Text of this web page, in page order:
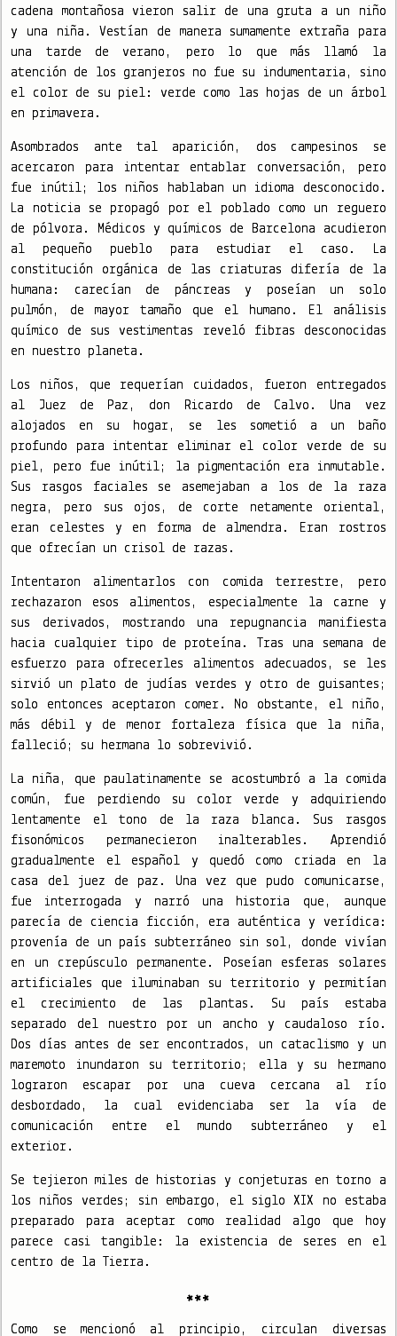
cadena montañosa vieron salir de una gruta a un niño
y una niña. Vestían de manera sumamente extraña para
una tarde de verano, pero lo que más llamó la
atención de los granjeros no fue su indumentaria, sino
el color de su piel: verde como las hojas de un árbol
en primavera.
Asombrados ante tal aparición, dos campesinos se
acercaron para intentar entablar conversación, pero
fue inútil; los niños hablaban un idioma desconocido.
La noticia se propagó por el poblado como un reguero
de pólvora. Médicos y químicos de Barcelona acudieron
al pequeño pueblo para estudiar el caso. La
constitución orgánica de las criaturas difería de la
humana: carecían de páncreas y poseían un solo
pulmón, de mayor tamaño que el humano. El análisis
químico de sus vestimentas reveló fibras desconocidas
en nuestro planeta.
Los niños, que requerían cuidados, fueron entregados
al Juez de Paz, don Ricardo de Calvo. Una vez
alojados en su hogar, se les sometió a un baño
profundo para intentar eliminar el color verde de su
piel, pero fue inútil; la pigmentación era inmutable.
Sus rasgos faciales se asemejaban a los de la raza
negra, pero sus ojos, de corte netamente oriental,
eran celestes y en forma de almendra. Eran rostros
que ofrecían un crisol de razas.
Intentaron alimentarlos con comida terrestre, pero
rechazaron esos alimentos, especialmente la carne y
sus derivados, mostrando una repugnancia manifiesta
hacia cualquier tipo de proteína. Tras una semana de
esfuerzo para ofrecerles alimentos adecuados, se les
sirvió un plato de judías verdes y otro de guisantes;
solo entonces aceptaron comer. No obstante, el niño,
más débil y de menor fortaleza física que la niña,
falleció; su hermana lo sobrevivió.
La niña, que paulatinamente se acostumbró a la comida
común, fue perdiendo su color verde y adquiriendo
lentamente el tono de la raza blanca. Sus rasgos
fisonómicos permanecieron inalterables. Aprendió
gradualmente el español y quedó como criada en la
casa del juez de paz. Una vez que pudo comunicarse,
fue interrogada y narró una historia que, aunque
parecía de ciencia ficción, era auténtica y verídica:
provenía de un país subterráneo sin sol, donde vivían
en un crepúsculo permanente. Poseían esferas solares
artificiales que iluminaban su territorio y permitían
el crecimiento de las plantas. Su país estaba
separado del nuestro por un ancho y caudaloso río.
Dos días antes de ser encontrados, un cataclismo y un
maremoto inundaron su territorio; ella y su hermano
lograron escapar por una cueva cercana al río
desbordado, la cual evidenciaba ser la vía de
comunicación entre el mundo subterráneo y el
exterior.
Se tejieron miles de historias y conjeturas en torno a
los niños verdes; sin embargo, el siglo XIX no estaba
preparado para aceptar como realidad algo que hoy
parece casi tangible: la existencia de seres en el
centro de la Tierra.
***
Como se mencionó al principio, circulan diversas